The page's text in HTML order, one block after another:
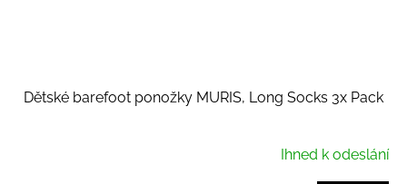
Dětské barefoot ponožky MURIS, Long Socks 3x Pack
Ihned k odeslání